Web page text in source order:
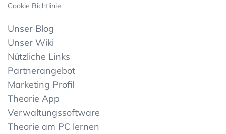
Cookie Richtlinie
Unser Blog
Unser Wiki
Nützliche Links
Partnerangebot
Marketing Profil
Theorie App
Verwaltungssoftware
Theorie am PC lernen